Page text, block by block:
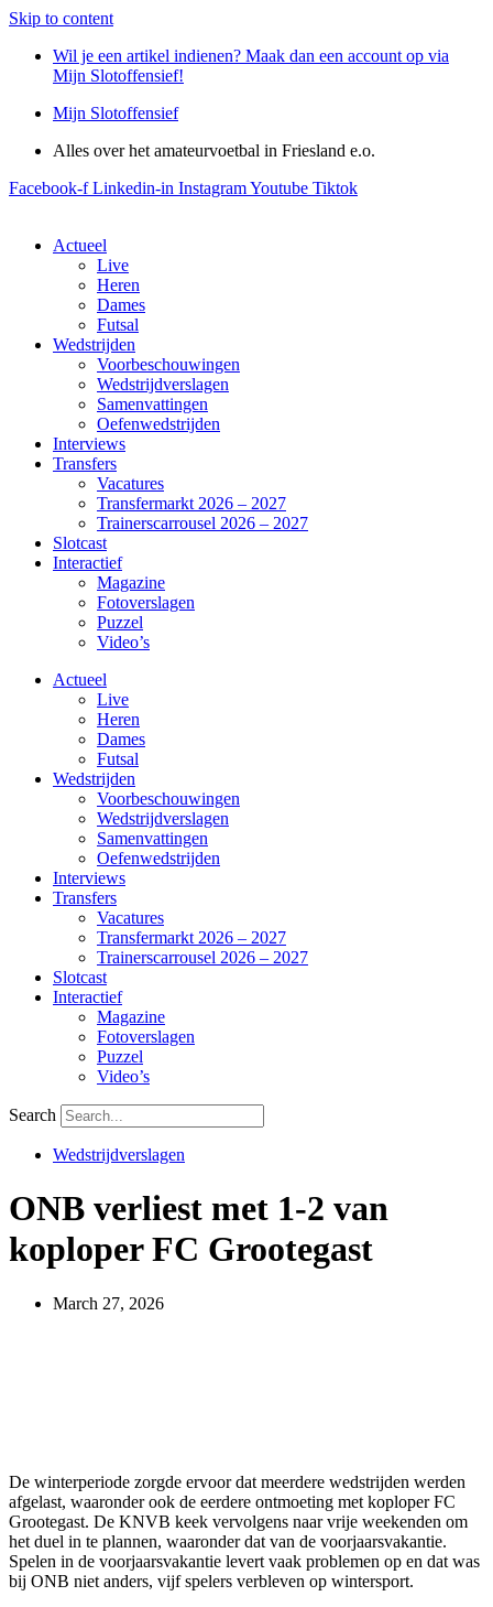
Skip to content
Wil je een artikel indienen? Maak dan een account op via
Mijn Slotoffensief!
Mijn Slotoffensief
Alles over het amateurvoetbal in Friesland e.o.
Facebook-f Linkedin-in InstagramYoutube Tiktok
Actueel
Live
Heren
Dames
Futsal
Wedstrijden
Voorbeschouwingen
Wedstrijdverslagen
Samenvattingen
Oefenwedstrijden
Interviews
Transfers
Vacatures
Transfermarkt 2026 – 2027
Trainerscarrousel 2026 – 2027
Slotcast
Interactief
Magazine
Fotoverslagen
Puzzel
Video’s
Actueel
Live
Heren
Dames
Futsal
Wedstrijden
Voorbeschouwingen
Wedstrijdverslagen
Samenvattingen
Oefenwedstrijden
Interviews
Transfers
Vacatures
Transfermarkt 2026 – 2027
Trainerscarrousel 2026 – 2027
Slotcast
Interactief
Magazine
Fotoverslagen
Puzzel
Video’s
Search
Wedstrijdverslagen
ONB verliest met 1-2 van
koploper FC Grootegast
March 27, 2026
De winterperiode zorgde ervoor dat meerdere wedstrijden werden
afgelast, waaronder ook de eerdere ontmoeting met koploper FC
Grootegast. De KNVB keek vervolgens naar vrije weekenden om
het duel in te plannen, waaronder dat van de voorjaarsvakantie.
Spelen in de voorjaarsvakantie levert vaak problemen op en dat was
bij ONB niet anders, vijf spelers verbleven op wintersport.